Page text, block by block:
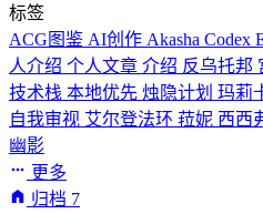
标签
ACG图鉴 AI创作 Akasha Codex
人介绍 个人文章 介绍 反乌托邦
技术栈 本地优先 烛隐计划 玛莉
自我审视 艾尔登法环 菈妮 西西
幽影
更多
归档 7